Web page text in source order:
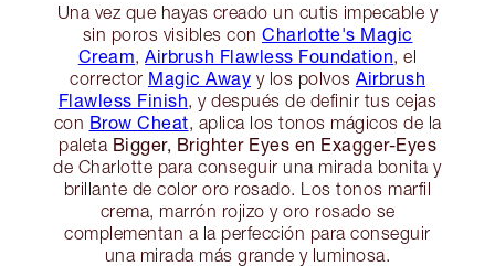
Una vez que hayas creado un cutis impecable y
sin poros visibles con Charlotte's Magic
Cream,Airbrush Flawless Foundation, el
corrector Magic Away y los polvos Airbrush
Flawless Finish, y después de definir tus cejas
con Brow Cheat, aplica los tonos mágicos de la
paleta Bigger, Brighter Eyes en Exagger-Eyes
de Charlotte para conseguir una mirada bonita y
brillante de color oro rosado. Los tonos marfil
crema, marrón rojizo y oro rosado se
complementan a la perfección para conseguir
una mirada más grande y luminosa.